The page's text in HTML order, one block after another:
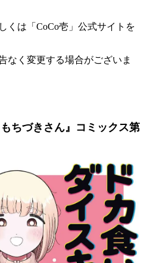
くは「CoCo壱」公式サイトを
なく変更する場合がございま
ちづきさん』コミックス第